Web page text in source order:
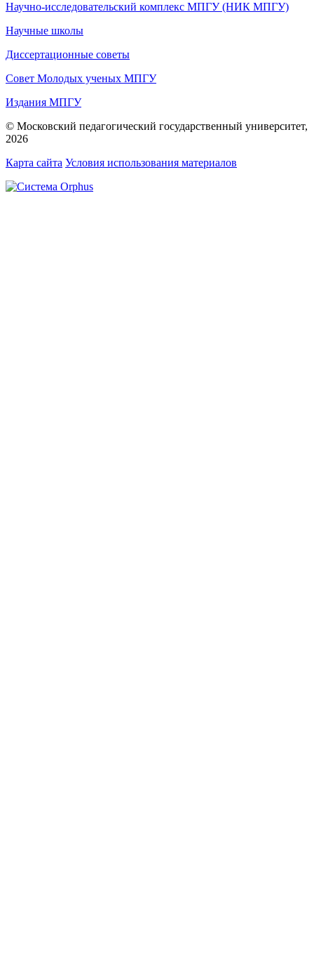
Научно-исследовательский комплекс МПГУ (НИК МПГУ)
Научные школы
Диссертационные советы
Совет Молодых ученых МПГУ
Издания МПГУ
© Московский педагогический государственный университет,
2026
Карта сайта Условия использования материалов